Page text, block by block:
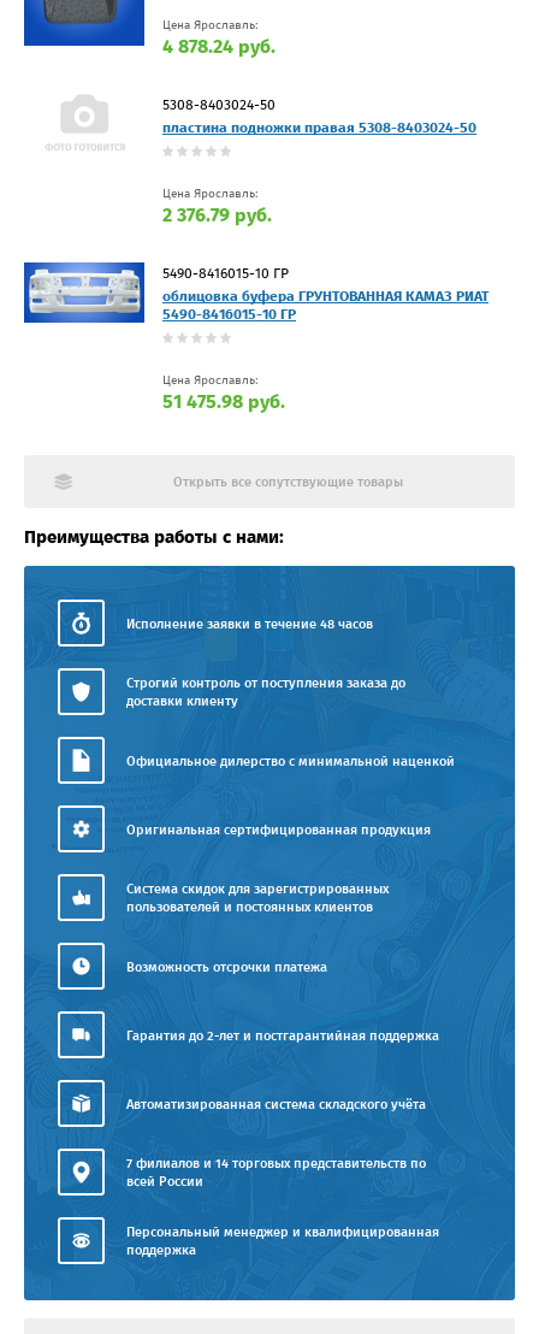
Цена Ярославль:
4 878.24 руб.
5308-8403024-50
пластина подножки правая 5308-8403024-50
Цена Ярославль:
2 376.79 руб.
5490-8416015-10 ГР
облицовка буфера ГРУНТОВАННАЯ КАМАЗ РИАТ
5490-8416015-10 ГР
Цена Ярославль:
51 475.98 руб.
Открыть все сопутствующие товары
Преимущества работы с нами:
Исполнение заявки в течение 48 часов
Строгий контроль от поступления заказа до
доставки клиенту
Официальное дилерство с минимальной наценкой
Оригинальная сертифицированная продукция
Система скидок для зарегистрированных
пользователей и постоянных клиентов
Возможность отсрочки платежа
Гарантия до 2-лет и постгарантийная поддержка
Автоматизированная система складского учёта
7 филиалов и 14 торговых представительств по
всей России
Персональный менеджер и квалифицированная
поддержка